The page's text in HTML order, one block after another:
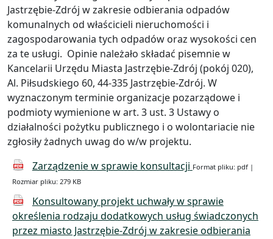
Jastrzębie-Zdrój w zakresie odbierania odpadów
komunalnych od właścicieli nieruchomości i
zagospodarowania tych odpadów oraz wysokości cen
za te usługi. Opinie należało składać pisemnie w
Kancelarii Urzędu Miasta Jastrzębie-Zdrój (pokój 020),
Al. Piłsudskiego 60, 44-335 Jastrzębie-Zdrój. W
wyznaczonym terminie organizacje pozarządowe i
podmioty wymienione w art. 3 ust. 3 Ustawy o
działalności pożytku publicznego i o wolontariacie nie
zgłosiły żadnych uwag do w/w projektu.
Zarządzenie w sprawie konsultacji Format pliku: pdf |
Rozmiar pliku: 279 KB
Konsultowany projekt uchwały w sprawie
określenia rodzaju dodatkowych usług świadczonych
przez miasto Jastrzębie-Zdrój w zakresie odbierania